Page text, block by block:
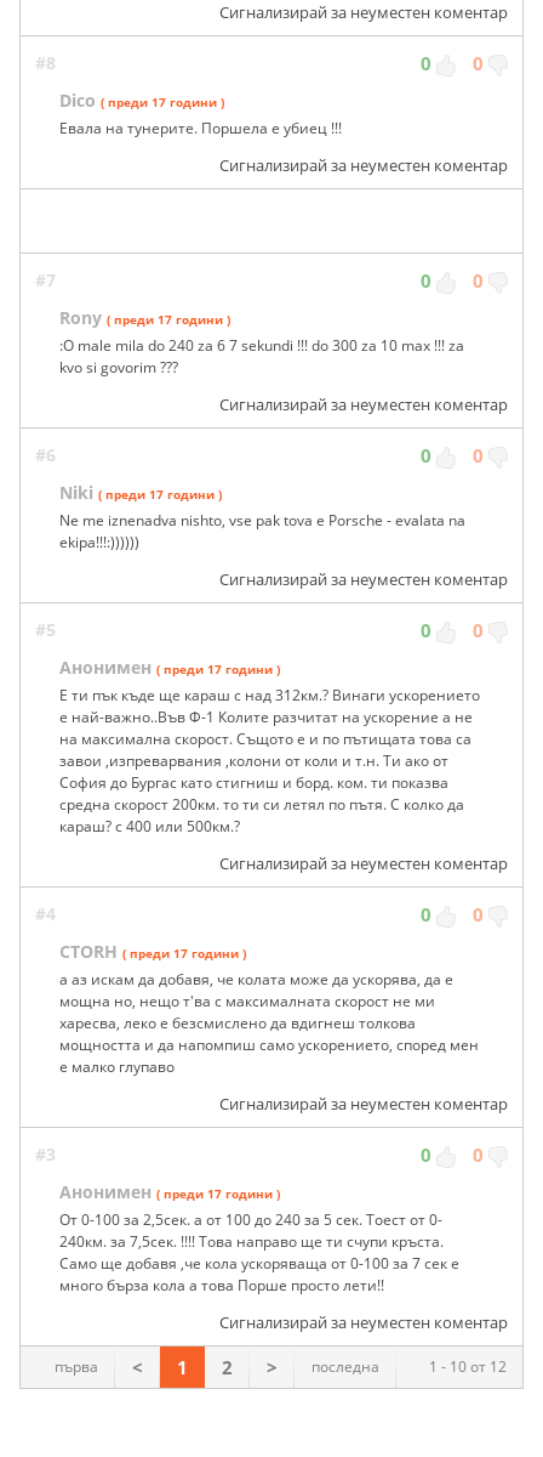
Сигнализирай за неуместен коментар
#8 0 0
Dico ( преди 17 години )
Евала на тунерите. Поршела е убиец !!!
Сигнализирай за неуместен коментар
#7 0 0
Rony ( преди 17 години )
:O male mila do 240 za 6 7 sekundi !!! do 300 za 10 max !!! za
kvo si govorim ???
Сигнализирай за неуместен коментар
#6 0 0
Niki ( преди 17 години )
Ne me iznenadva nishto, vse pak tova e Porsche - evalata na
ekipa!!!:))))))
Сигнализирай за неуместен коментар
#5 0 0
Анонимен ( преди 17 години )
Е ти пък къде ще караш с над 312км.? Винаги ускорението
е най-важно..Във Ф-1 Колите разчитат на ускорение а не
на максимална скорост. Същото е и по пътищата това са
завои ,изпреварвания ,колони от коли и т.н. Ти ако от
София до Бургас като стигниш и борд. ком. ти показва
средна скорост 200км. то ти си летял по пътя. С колко да
караш? с 400 или 500км.?
Сигнализирай за неуместен коментар
#4 0 0
CTORH ( преди 17 години )
а аз искам да добавя, че колата може да ускорява, да е
мощна но, нещо т'ва с максималната скорост не ми
харесва, леко е безсмислено да вдигнеш толкова
мощността и да напомпиш само ускорението, според мен
е малко глупаво
Сигнализирай за неуместен коментар
#3 0 0
Анонимен ( преди 17 години )
От 0-100 за 2,5сек. а от 100 до 240 за 5 сек. Тоест от 0-
240км. за 7,5сек. !!!! Това направо ще ти счупи кръста.
Само ще добавя ,че кола ускоряваща от 0-100 за 7 сек е
много бърза кола а това Порше просто лети!!
Сигнализирай за неуместен коментар
1 - 10 от 12
първа < 1 2 > последна